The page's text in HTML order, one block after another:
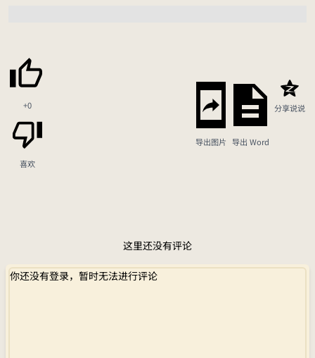
+0
喜欢
导出图片 导出 Word
分享说说
这里还没有评论
你还没有登录，暂时无法进行评论